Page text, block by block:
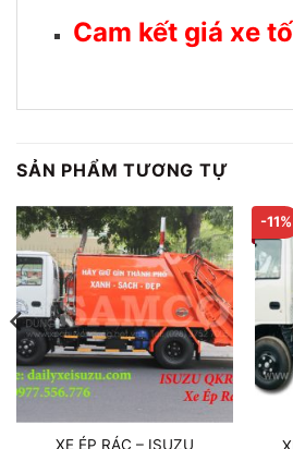
Cam kết giá xe
SẢN PHẨM TƯƠNG TỰ
XE ÉP RÁC – ISUZU
-11%